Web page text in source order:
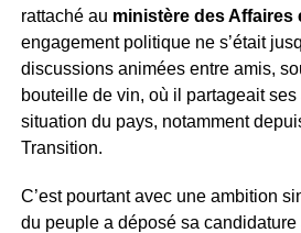
rattaché au ministère des Affaires
engagement politique ne s’était
discussions animées entre amis,
bouteille de vin, où il partageait
situation du pays, notamment
Transition.
C’est pourtant avec une ambition
du peuple a déposé sa candidature